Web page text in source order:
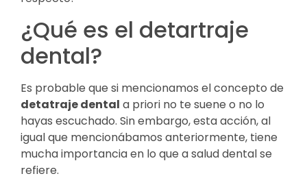
¿Qué es el detartraje
dental?
Es probable que si mencionamos el concepto de
detatraje dental a priori no te suene o no lo
hayas escuchado. Sin embargo, esta acción, al
igual que mencionábamos anteriormente, tiene
mucha importancia en lo que a salud dental se
refiere.